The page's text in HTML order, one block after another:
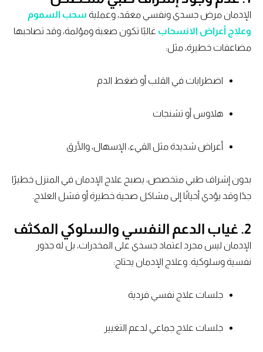
الإدمان مرض جسدي ونفسي معقد، وعمليةسحب السموم
وعلاج أعراض الانسحابغالبًا تكون صعبة ومؤلمة، وقد تصاحبها
مضاعفات خطيرة، مثل:
اضطرابات في القلب أو ضغط الدم
هلاوس أو تشنجات
أعراض شديدة مثل القيء، الإسهال، والأرق
بدون إشراف طبي متخصص، يصبح علاج الإدمان في المنزل خطيرًا
جدًا وقد يؤدي أحيانًا إلى مشاكل صحية خطيرة أو فشل العلاج.
2. غياب الدعم النفسي والسلوكي المكثف
الإدمان ليس مجرد اعتماد جسدي على المخدرات، بل له جذور
نفسية وسلوكية. وعلاج الإدمان يحتاج:
جلسات علاج نفسي فردية
جلسات علاج جماعي لدعم التغيير